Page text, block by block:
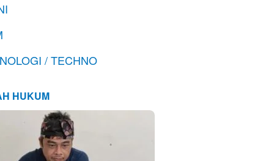
/ TECHNO
HUKUM